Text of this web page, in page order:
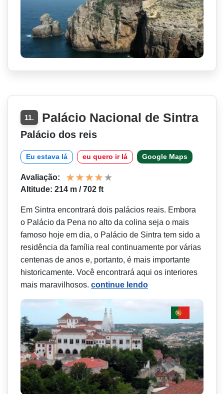
11. Palácio Nacional de Sintra
Palácio dos reis
Eu estava lá eu quero ir lá Google Maps
Avaliação:
Altitude: 214 m / 702 ft
Em Sintra encontrará dois palácios reais. Embora
o Palácio da Pena no alto da colina seja o mais
famoso hoje em dia, o Palácio de Sintra tem sido a
residência da família real continuamente por várias
centenas de anos e, portanto, é mais importante
historicamente. Você encontrará aqui os interiores
mais maravilhosos. continue lendo